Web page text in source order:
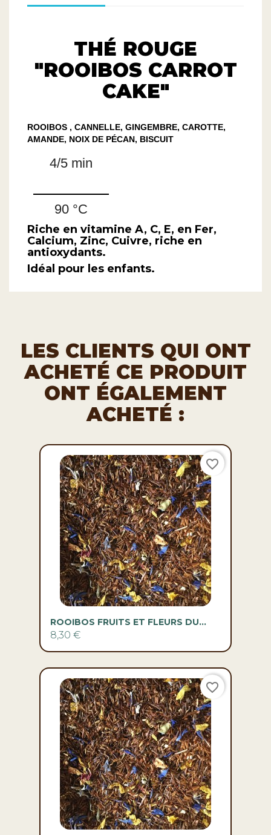
THÉ ROUGE
"ROOIBOS CARROT
CAKE"
ROOIBOS , CANNELLE, GINGEMBRE, CAROTTE,
AMANDE, NOIX DE PÉCAN, BISCUIT
4/5 min
90 °C
Riche en vitamine A, C, E, en Fer,
Calcium, Zinc, Cuivre, riche en
antioxydants.
Idéal pour les enfants.
LES CLIENTS QUI ONT
ACHETÉ CE PRODUIT
ONT ÉGALEMENT
ACHETÉ :
ROOIBOS FRUITS ET FLEURS DU...
8,30 €
favorite_border
favorite_border